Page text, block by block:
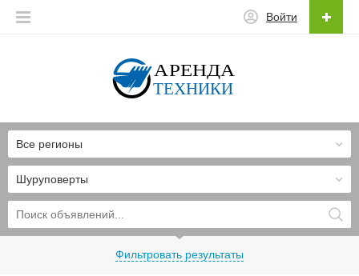
Войти
Шуруповерты
Все регионы
Фильтровать результаты